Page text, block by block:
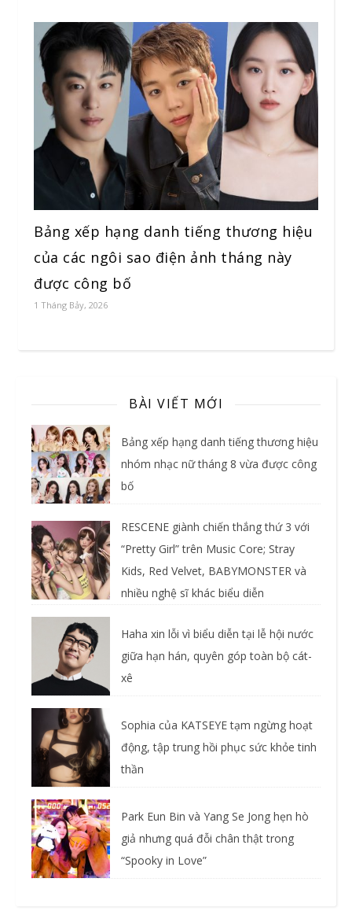
Bảng xếp hạng danh tiếng thương hiệu
của các ngôi sao điện ảnh tháng này
được công bố
1 Tháng Bảy, 2026
BÀI VIẾT MỚI
Bảng xếp hạng danh tiếng thương hiệu
nhóm nhạc nữ tháng 8 vừa được công
bố
RESCENE giành chiến thắng thứ 3 với
“Pretty Girl” trên Music Core; Stray
Kids, Red Velvet, BABYMONSTER và
nhiều nghệ sĩ khác biểu diễn
Haha xin lỗi vì biểu diễn tại lễ hội nước
giữa hạn hán, quyên góp toàn bộ cát-
xê
Sophia của KATSEYE tạm ngừng hoạt
động, tập trung hồi phục sức khỏe tinh
thần
Park Eun Bin và Yang Se Jong hẹn hò
giả nhưng quá đỗi chân thật trong
“Spooky in Love”